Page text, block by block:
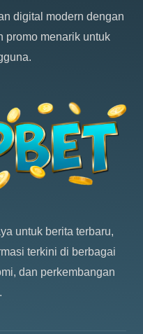
digital modern dengan
promo menarik untuk
untuk berita terbaru,
terkini di berbagai
dan perkembangan